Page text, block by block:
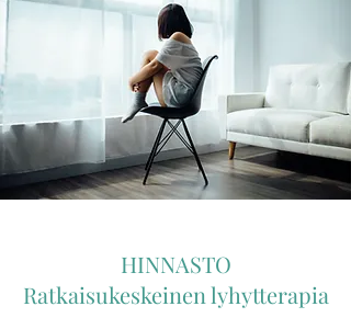
HINNASTO
Ratkaisukeskeinen lyhytterapia